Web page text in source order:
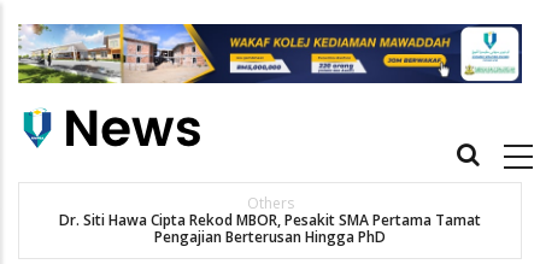
main
Main
Others
Dr. Siti Hawa Cipta Rekod MBOR, Pesakit SMA Pertama Tamat
Pengajian Berterusan Hingga PhD